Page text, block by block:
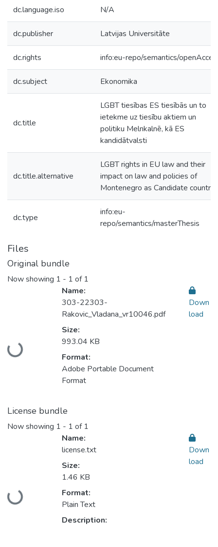
dc.language.iso N/A
dc.publisher Latvijas Universitāte
dc.rights info:eu-repo/semantics/
dc.subject Ekonomika
dc.title
LGBT tiesības ES tiesībās un to
ietekme uz tiesību aktiem un
politiku Melnkalnē, kā ES
kandidātvalsti
dc.title.alternative
LGBT rights in EU law and their
impact on law and policies of
Montenegro as Candidate country
dc.type
info:eu-
repo/semantics/masterThesis
Files
Original bundle
Now showing 1 - 1 of 1
Loading...
Name:
303-22303-
Rakovic_Vladana_vr10046.pdf
Size:
993.04 KB
Format:
Adobe Portable Document
Format
Down
load
License bundle
Now showing 1 - 1 of 1
Loading...
Name:
license.txt
Size:
1.46 KB
Format:
Plain Text
Description:
Down
load